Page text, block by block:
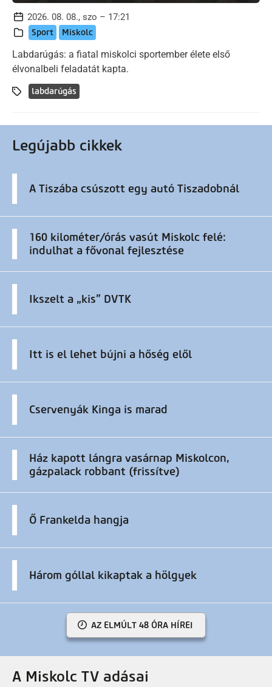
2026. 08. 08., szo – 17:21
Sport Miskolc
Labdarúgás: a fiatal miskolci sportember élete első
élvonalbeli feladatát kapta.
labdarúgás
Legújabb cikkek
A Tiszába csúszott egy autó Tiszadobnál
160 kilométer/órás vasút Miskolc felé:
indulhat a fővonal fejlesztése
Ikszelt a „kis” DVTK
Itt is el lehet bújni a hőség elől
Cservenyák Kinga is marad
Ház kapott lángra vasárnap Miskolcon,
gázpalack robbant (frissítve)
Ő Frankelda hangja
Három góllal kikaptak a hölgyek
AZ ELMÚLT 48 ÓRA HÍREI
A Miskolc TV adásai